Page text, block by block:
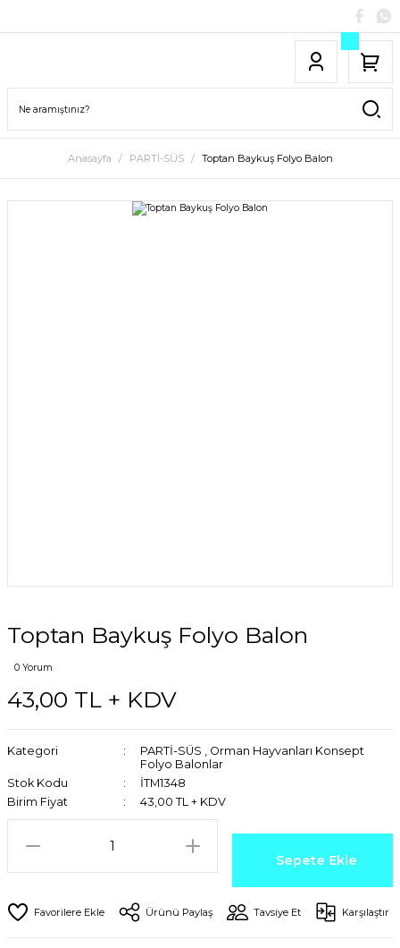
Anasayfa PARTİ-SÜS Toptan Baykuş Folyo Balon
Toptan Baykuş Folyo Balon
0 Yorum
43,00 TL + KDV
Kategori PARTİ-SÜS , Orman Hayvanları Konsept
Folyo Balonlar
Stok Kodu
İTM1348
Birim Fiyat
43,00 TL + KDV
Sepete Ekle
Ürünü Paylaş Tavsiye Et Karşılaştır